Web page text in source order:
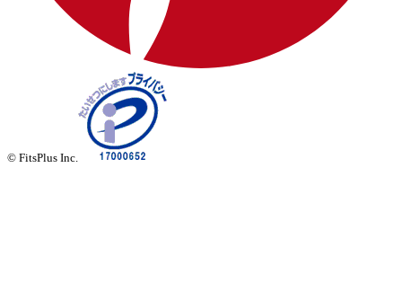
© FitsPlus Inc.